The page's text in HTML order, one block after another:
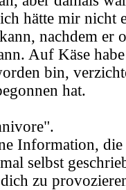
hätte mir nicht
nachdem er
Auf Käse
bin,
hat.
Information,
selbst
zu